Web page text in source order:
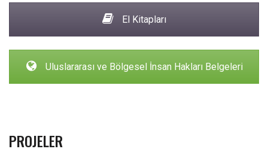
El Kitapları
Uluslararası ve Bölgesel İnsan Hakları Belgeleri
PROJELER